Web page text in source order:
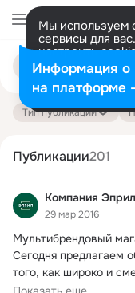
Мы используем
сервисы для
настроить
представитель.
Разрешить все
Поиск
публикациям
Тип публикации
Публикации201
29 мар 2016
Мультибрендовый
Сегодня предлагаем
того, как широко и
воплощать свои
Информация о
на платформе